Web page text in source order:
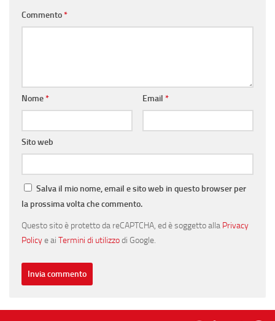
Commento*
Nome* Email *
Sito web
Salva il mio nome, email e sito web in questo browser per
la prossima volta che commento.
Questo sito è protetto da reCAPTCHA, ed è soggetto alla Privacy
Policye ai Termini di utilizzodi Google.